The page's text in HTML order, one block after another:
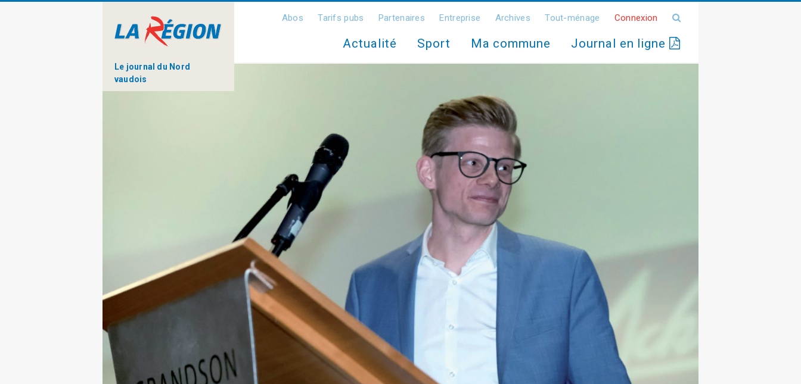
Le journal du Nord
vaudois
Abos Tarifs pubs Partenaires Entreprise Archives Tout-ménage Connexion
Actualité Sport Ma commune Journal en ligne